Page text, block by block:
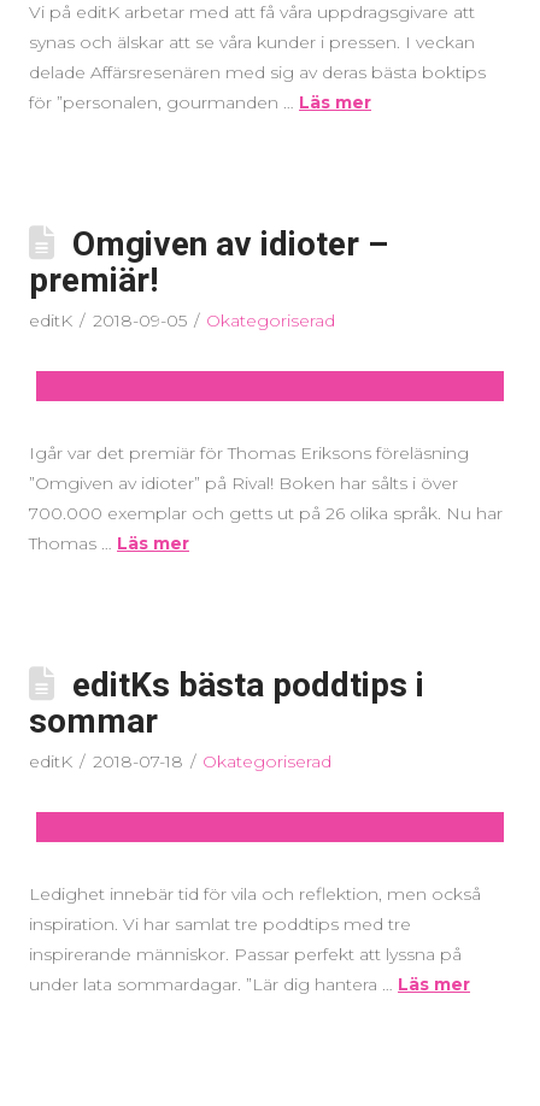
Vi på editK arbetar med att få våra uppdragsgivare att
synas och älskar att se våra kunder i pressen. I veckan
delade Affärsresenären med sig av deras bästa boktips
för ”personalen, gourmanden … Läs mer
Omgiven av idioter –
premiär!
editK 2018-09-05 Okategoriserad
Igår var det premiär för Thomas Eriksons föreläsning
”Omgiven av idioter” på Rival! Boken har sålts i över
700.000 exemplar och getts ut på 26 olika språk. Nu har
Thomas … Läs mer
editKs bästa poddtips i
sommar
editK 2018-07-18 Okategoriserad
Ledighet innebär tid för vila och reflektion, men också
inspiration. Vi har samlat tre poddtips med tre
inspirerande människor. Passar perfekt att lyssna på
under lata sommardagar. ”Lär dig hantera … Läs mer